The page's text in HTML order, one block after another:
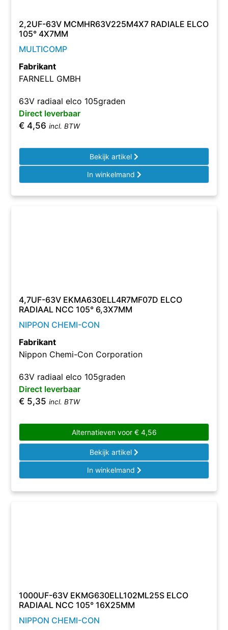
2,2UF-63V MCMHR63V225M4X7 RADIALE ELCO
105° 4X7MM
MULTICOMP
Fabrikant
FARNELL GMBH
63V radiaal elco 105graden
Direct leverbaar
€ 4,56 incl. BTW
Bekijk artikel
In winkelmand
4,7UF-63V EKMA630ELL4R7MF07D ELCO
RADIAAL NCC 105° 6,3X7MM
NIPPON CHEMI-CON
Fabrikant
Nippon Chemi-Con Corporation
63V radiaal elco 105graden
Direct leverbaar
€ 5,35 incl. BTW
Alternatieven voor €4,56
Bekijk artikel
In winkelmand
1000UF-63V EKMG630ELL102ML25S ELCO
RADIAAL NCC 105° 16X25MM
NIPPON CHEMI-CON